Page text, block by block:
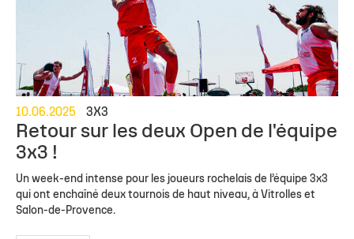
10.06.2025 3X3
Retour sur les deux Open de l'équipe
3x3 !
Un week-end intense pour les joueurs rochelais de l’équipe 3x3
qui ont enchaîné deux tournois de haut niveau, à Vitrolles et
Salon-de-Provence.